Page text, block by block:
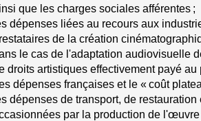
que les charges sociales afférentes ;
dépenses liées au recours aux
de la création
le cas de l'adaptation audiovisuelle
droits artistiques effectivement payé
dépenses françaises et le « coût
dépenses de transport, de
par la production de l'œuvre